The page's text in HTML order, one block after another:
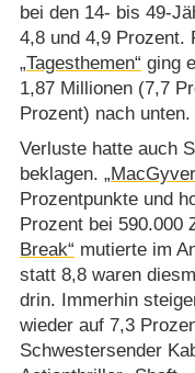
bei den 14- bis 49-
4,8 und 4,9 Prozent.
„Tagesthemen“ ging
1,87 Millionen (7,7
Prozent) nach unten.
Verluste hatte auch
beklagen.
Prozentpunkte und
Prozent bei 590.000
Break“ mutierte im
statt 8,8 waren
drin. Immerhin
wieder auf 7,3
Schwestersender